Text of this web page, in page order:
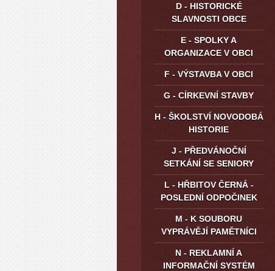
D - HISTORICKÉ
SLAVNOSTI OBCE
E - SPOLKY A
ORGANIZACE V OBCI
F - VÝSTAVBA V OBCI
G - CÍRKEVNÍ STAVBY
H - ŠKOLSTVÍ NOVODOBÁ
HISTORIE
J - PŘEDVÁNOČNÍ
SETKÁNÍ SE SENIORY
L - HŘBITOV ČERNÁ -
POSLEDNÍ ODPOČINEK
M - K SOUBORU
VYPRÁVĚJÍ PAMĚTNÍCI
N - REKLAMNÍ A
INFORMAČNÍ SYSTÉM